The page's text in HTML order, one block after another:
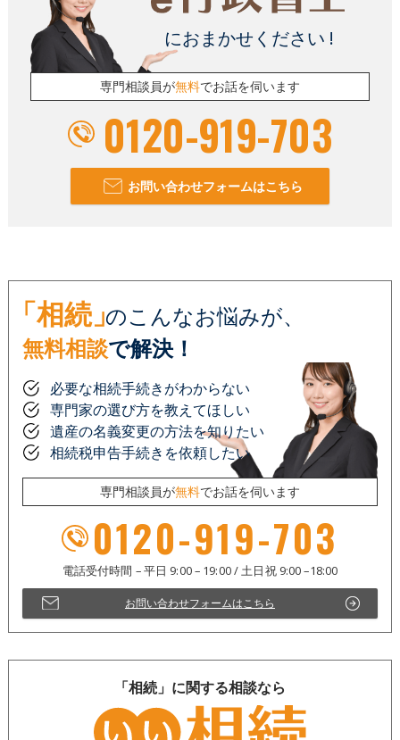
におまかせください !
専門相談員が無料でお話を伺います
0120-919-703
お問い合わせフォームはこちら
「相続」のこんなお悩みが、
無料相談で解決！
必要な相続手続きがわからない
専門家の選び方を教えてほしい
遺産の名義変更の方法を知りたい
相続税申告手続きを依頼したい
専門相談員が無料でお話を伺います
0120-919-703
お問い合わせフォームはこちら
「相続」に関する相談なら